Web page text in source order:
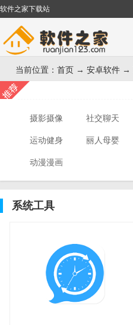
软件之家下载站
当前位置： 首页 → 安卓软件 →
摄影摄像 社交聊天
运动健身 丽人母婴
动漫漫画
系统工具